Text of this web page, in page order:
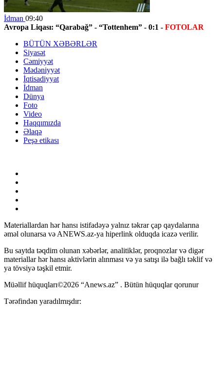
İdman 09:40
Avropa Liqası: “Qarabağ” - “Tottenhem” - 0:1 - FOTOLAR
BÜTÜN XƏBƏRLƏR
Siyasət
Cəmiyyət
Mədəniyyət
İqtisadiyyat
İdman
Dünya
Foto
Video
Haqqımızda
Əlaqə
Peşə etikası
Materiallardan hər hansı istifadəyə yalnız təkrar çap qaydalarına
əməl olunarsa və ANEWS.az-ya hiperlink olduqda icazə verilir.
Bu saytda təqdim olunan xəbərlər, analitiklər, proqnozlar və digər
materiallar hər hansı aktivlərin alınması və ya satışı ilə bağlı təklif və
ya tövsiyə təşkil etmir.
Müəllif hüquqları©2026 “Anews.az” . Bütün hüquqlar qorunur
Tərəfindən yaradılmışdır: